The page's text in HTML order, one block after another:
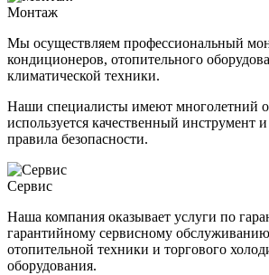
Монтаж
Мы осуществляем профессиональный
кондиционеров, отопительного
климатической техники.
Наши специалисты имеют многолетний
используется качественный инструмент
правила безопасности.
Сервис
Наша компания оказывает услуги по
гарантийному сервисному
отопительной техники и торгового
оборудования.